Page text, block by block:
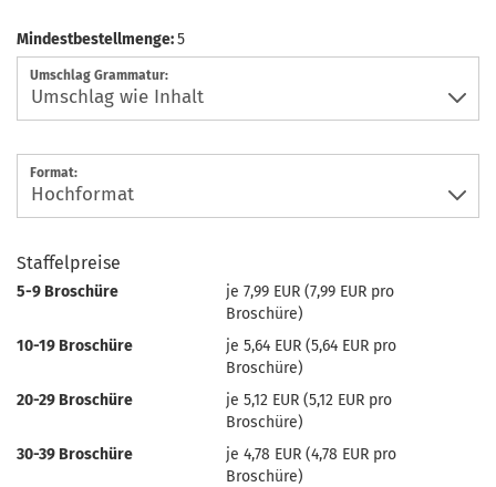
Mindestbestellmenge:5
Umschlag Grammatur:
Format:
Staffelpreise
5-9 Broschüre
je 7,99 EUR (7,99 EUR pro
Broschüre)
10-19 Broschüre
je 5,64 EUR (5,64 EUR pro
Broschüre)
20-29 Broschüre
je 5,12 EUR (5,12 EUR pro
Broschüre)
30-39 Broschüre
je 4,78 EUR (4,78 EUR pro
Broschüre)